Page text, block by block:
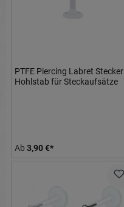
PTFE Piercing Labret Stecker
Hohlstab für Steckaufsätze
Ab 3,90 €*